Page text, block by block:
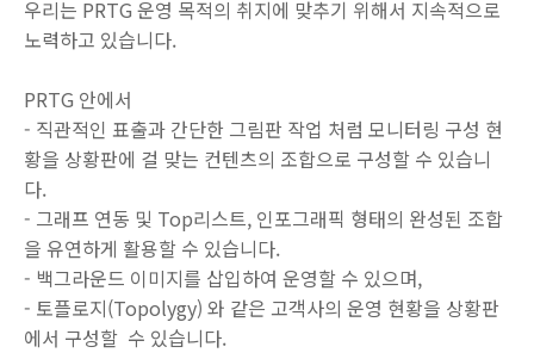
우리는 PRTG 운영 목적의 취지에 맞추기 위해서 지속적으로
노력하고 있습니다.
PRTG 안에서
- 직관적인 표출과 간단한 그림판 작업 처럼 모니터링 구성 현
황을 상황판에 걸 맞는 컨텐츠의 조합으로 구성할 수 있습니
다.
- 그래프 연동 및 Top리스트, 인포그래픽 형태의 완성된 조합
을 유연하게 활용할 수 있습니다.
- 백그라운드 이미지를 삽입하여 운영할 수 있으며,
- 토플로지(Topolygy) 와 같은 고객사의 운영 현황을 상황판
에서 구성할 수 있습니다.